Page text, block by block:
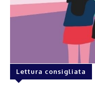
Lettura consigliata